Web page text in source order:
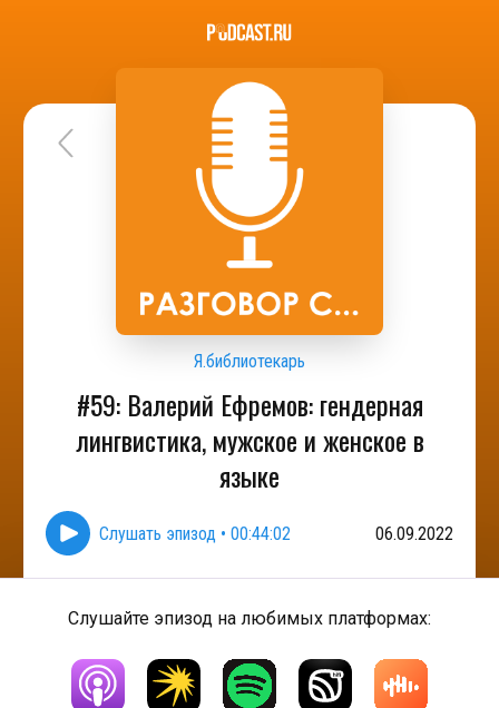
Я.библиотекарь
#59: Валерий Ефремов: гендерная
лингвистика, мужское и женское в
языке
Слушать эпизод • 00:44:02 06.09.2022
Слушайте эпизод на любимых платформах: